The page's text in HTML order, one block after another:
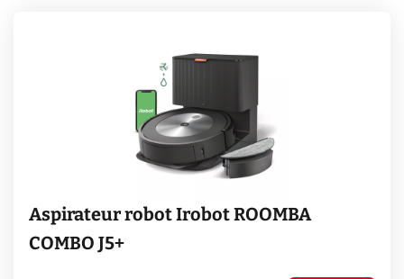
Aspirateur robot Irobot ROOMBA
COMBO J5+